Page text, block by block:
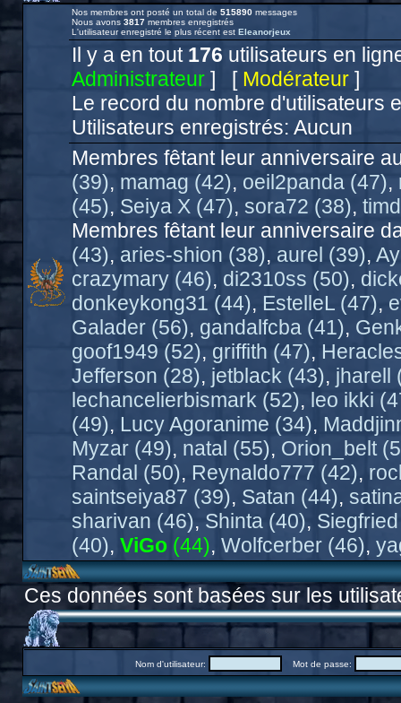
Nos membres ont posté un total de 515890messages
Nous avons 3817membres enregistrés
L'utilisateur enregistré le plus récent est Eleanorjeux
Il y a en tout 176 utilisateurs en
Administrateur] [ Modérateur]
Le record du nombre d'utilisateurs
Utilisateurs enregistrés: Aucun
Membres fêtant leur anniversaire
(39), mamag (42), oeil2panda (47),
(45), Seiya X (47), sora72 (38),
Membres fêtant leur anniversaire
(43), aries-shion (38), aurel (39),
crazymary (46), di2310ss (50),
donkeykong31 (44), EstelleL (47),
Galader (56), gandalfcba (41),
goof1949 (52), griffith (47),
Jefferson (28), jetblack (43), jharell
lechancelierbismark (52), leo ikki
(49), Lucy Agoranime (34),
Myzar (49), natal (55), Orion_belt
Randal (50), Reynaldo777 (42),
saintseiya87 (39), Satan (44),
sharivan (46), Shinta (40),
(40), ViGo(44), Wolfcerber (46),
Ces données sont basées sur les
Nom d'utilisateur: Mot de passe: